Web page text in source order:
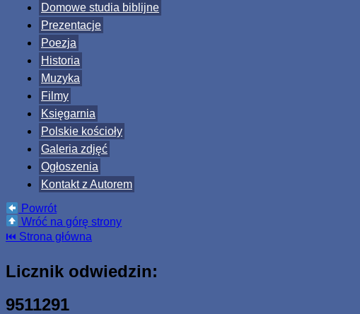
Domowe studia biblijne
Prezentacje
Poezja
Historia
Muzyka
Filmy
Księgarnia
Polskie kościoły
Galeria zdjęć
Ogłoszenia
Kontakt z Autorem
Powrót
Wróć na górę strony
⏮ Strona główna
Licznik odwiedzin:
9511291